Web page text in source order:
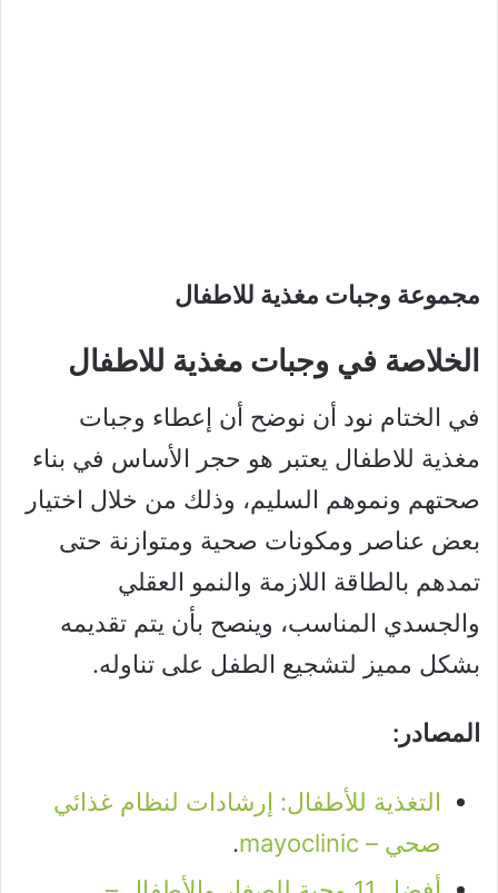
مجموعة وجبات مغذية للاطفال
الخلاصة في وجبات مغذية للاطفال
في الختام نود أن نوضح أن إعطاء وجبات
مغذية للاطفال يعتبر هو حجر الأساس في بناء
صحتهم ونموهم السليم، وذلك من خلال اختيار
بعض عناصر ومكونات صحية ومتوازنة حتى
تمدهم بالطاقة اللازمة والنمو العقلي
والجسدي المناسب، وينصح بأن يتم تقديمه
بشكل مميز لتشجيع الطفل على تناوله.
المصادر:
التغذية للأطفال: إرشادات لنظام غذائي
صحي – mayoclinic
.